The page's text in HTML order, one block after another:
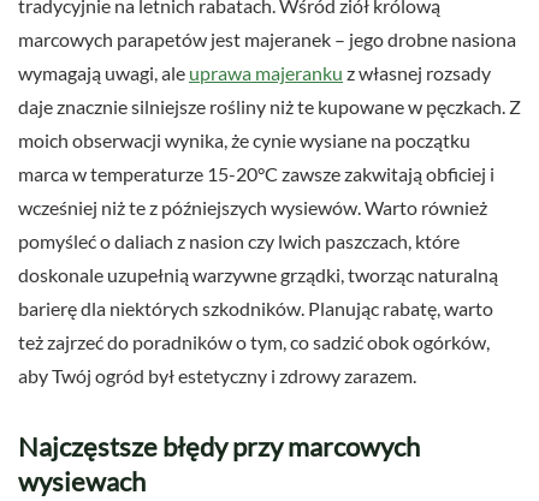
tradycyjnie na letnich rabatach. Wśród ziół królową
marcowych parapetów jest majeranek – jego drobne nasiona
wymagają uwagi, ale uprawa majeranku z własnej rozsady
daje znacznie silniejsze rośliny niż te kupowane w pęczkach. Z
moich obserwacji wynika, że cynie wysiane na początku
marca w temperaturze 15-20°C zawsze zakwitają obficiej i
wcześniej niż te z późniejszych wysiewów. Warto również
pomyśleć o daliach z nasion czy lwich paszczach, które
doskonale uzupełnią warzywne grządki, tworząc naturalną
barierę dla niektórych szkodników. Planując rabatę, warto
też zajrzeć do poradników o tym, co sadzić obok ogórków,
aby Twój ogród był estetyczny i zdrowy zarazem.
Najczęstsze błędy przy marcowych
wysiewach